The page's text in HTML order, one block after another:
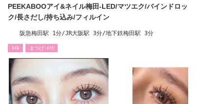
PEEKABOOアイ&ネイル梅田-LED/マツエク/バインドロッ
ク/長さだし/持ち込み/フィルイン
阪急梅田駅 1分/JR大阪駅 3分/地下鉄梅田駅 3分
ﾈｲﾙ まつげ･ﾒｲｸ